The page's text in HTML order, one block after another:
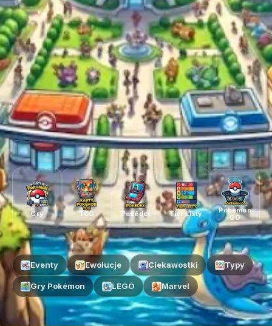
Gry TCG Pokédex Tier Listy
Pokémon
GO
Eventy Ewolucje Ciekawostki Typy
Gry Pokémon LEGO Marvel